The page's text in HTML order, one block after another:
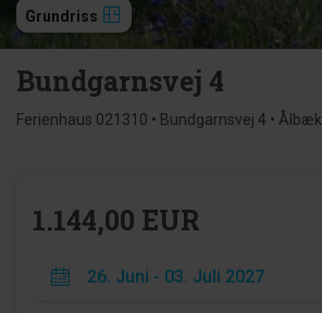
Grundriss
Bundgarnsvej 4
Ferienhaus 021310 • Bundgarnsvej 4 • Ålbæk
1.144,00 EUR